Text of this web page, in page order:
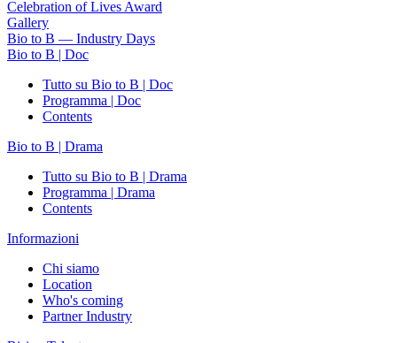
Celebration of Lives Award
Gallery
Bio to B — Industry Days
Bio to B | Doc
Tutto su Bio to B | Doc
Programma | Doc
Contents
Bio to B | Drama
Tutto su Bio to B | Drama
Programma | Drama
Contents
Informazioni
Chi siamo
Location
Who's coming
Partner Industry